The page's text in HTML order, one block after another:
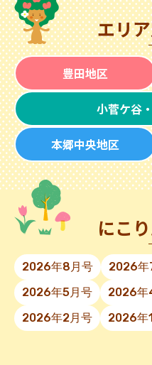
エリ
豊田地区
小菅ケ谷
本郷中央地区
にこ
2026年8月号 2026年
2026年5月号
2026年
2026年2月号
2026年